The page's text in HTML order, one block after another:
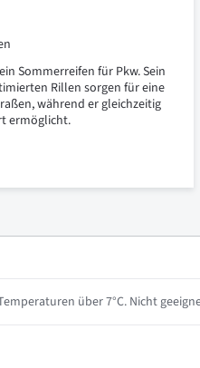
Sommerreifen für Pkw. Sein
Rillen sorgen für eine
während er gleichzeitig
ermöglicht.
über 7°C. Nicht